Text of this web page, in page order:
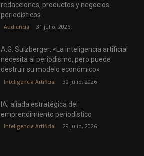
redacciones, productos y negocios
periodísticos
Audiencia 31 julio, 2026
A.G. Sulzberger: «La inteligencia artificial
necesita al periodismo, pero puede
destruir su modelo económico»
Inteligencia Artificial 30 julio, 2026
IA, aliada estratégica del
emprendimiento periodístico
Inteligencia Artificial 29 julio, 2026